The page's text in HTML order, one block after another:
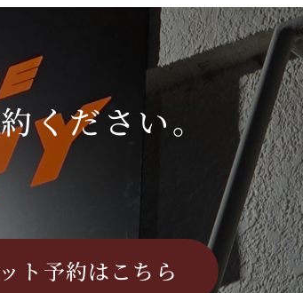
ください。
ト予約はこちら